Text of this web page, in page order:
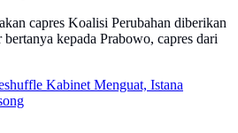
capres Koalisi Perubahan diberikan
kepada Prabowo, capres dari
Kabinet Menguat, Istana